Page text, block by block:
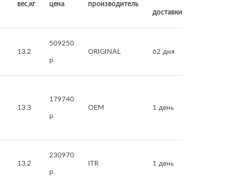
вес,кг цена производитель
доставки
13.2
509250
р.
ORIGINAL 62 дня
13.3
179740
р.
OEM 1 день
13.2
230970
р.
ITR 1 день